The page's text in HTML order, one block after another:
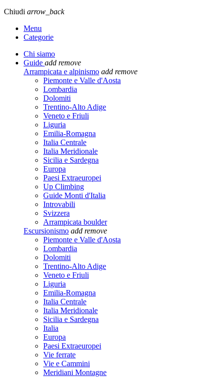
Chiudi arrow_back
Menu
Categorie
Chi siamo
Guide add remove
Arrampicata e alpinismo add remove
Piemonte e Valle d'Aosta
Lombardia
Dolomiti
Trentino-Alto Adige
Veneto e Friuli
Liguria
Emilia-Romagna
Italia Centrale
Italia Meridionale
Sicilia e Sardegna
Europa
Paesi Extraeuropei
Up Climbing
Guide Monti d'Italia
Introvabili
Svizzera
Arrampicata boulder
Escursionismo add remove
Piemonte e Valle d'Aosta
Lombardia
Dolomiti
Trentino-Alto Adige
Veneto e Friuli
Liguria
Emilia-Romagna
Italia Centrale
Italia Meridionale
Sicilia e Sardegna
Italia
Europa
Paesi Extraeuropei
Vie ferrate
Vie e Cammini
Meridiani Montagne